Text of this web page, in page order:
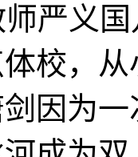
师严义
校，
因为